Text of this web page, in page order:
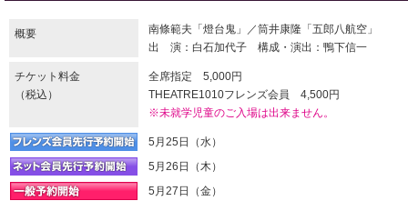
概要
南條範夫「燈台鬼」／筒井康隆「五郎八航空」
出 演：白石加代子 構成・演出：鴨下信一
チケット料金
（税込）
全席指定 5,000円
THEATRE1010フレンズ会員 4,500円
※未就学児童のご入場は出来ません。
5月25日（水）
5月26日（木）
5月27日（金）